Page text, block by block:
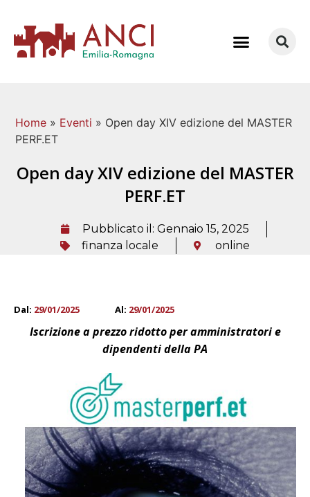
Home » Eventi » Open day XIV edizione del MASTER
PERF.ET
Open day XIV edizione del MASTER
PERF.ET
Pubblicato il: Gennaio 15, 2025
finanza locale
online
Dal: 29/01/2025 Al: 29/01/2025
Iscrizione a prezzo ridotto per amministratori e
dipendenti della PA